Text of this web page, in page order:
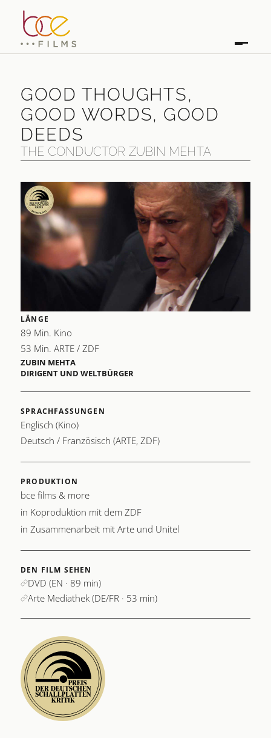
GOOD THOUGHTS,
GOOD WORDS, GOOD
DEEDS
THE CONDUCTOR ZUBIN MEHTA
GOOD THOUGHTS, GOOD WORDS, GOOD
DEEDS
THE CONDUCTOR ZUBIN MEHTA
ERSTAUSSTRAHLUNG
LÄNGE
89 Min. Kino
53 Min. ARTE / ZDF
ZUBIN MEHTA
DIRIGENT UND WELTBÜRGER
SPRACHFASSUNGEN
Englisch (Kino)
Deutsch / Französisch (ARTE, ZDF)
PRODUKTION
bce films & more
in Koproduktion mit dem ZDF
in Zusammenarbeit mit Arte und Unitel
DEN FILM SEHEN
DVD (EN · 89 min)
Arte Mediathek (DE/FR · 53 min)